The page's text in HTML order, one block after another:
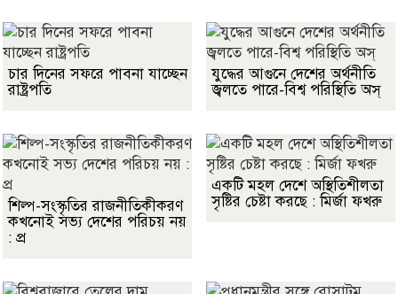
চার দিনের সফরে পাবনা যাচ্ছেন
রাষ্ট্রপতি
যুদ্ধের আগুনে দেশের অর্থনীতি
জ্বলতে পারে-বিশ্ব পরিস্থিতি অস্
শিল্প-সংস্কৃতির রাজনীতিকীকরণ
কখনোই সভ্য দেশের পরিচয় নয়
: প্র
একটি মহল দেশে অস্থিতিশীলতা
সৃষ্টির চেষ্টা করছে : মির্জা ফখরু